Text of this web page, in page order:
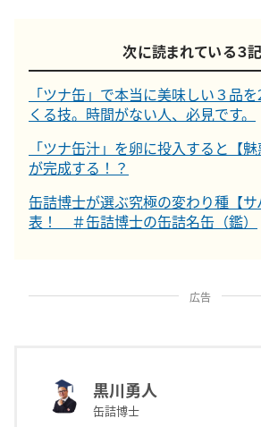
次に読まれている３
「ツナ缶」で本当に美味しい３品
くる技。時間がない人、必見です。
「ツナ缶汁」を卵に投入すると【魅
が完成する！？
缶詰博士が選ぶ究極の変わり種【
表！ ＃缶詰博士の缶詰名缶（鑑）
広告
黒川勇人
缶詰博士